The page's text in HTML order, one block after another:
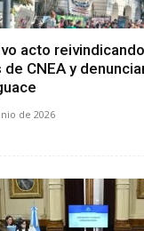
acto
de CNEA y
de 2026